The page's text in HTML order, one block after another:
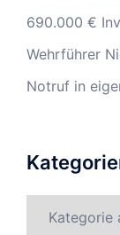
690.000 €
Wehrführer
Notruf in